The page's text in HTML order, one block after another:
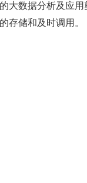
大数据分析及应
存储和及时调用。